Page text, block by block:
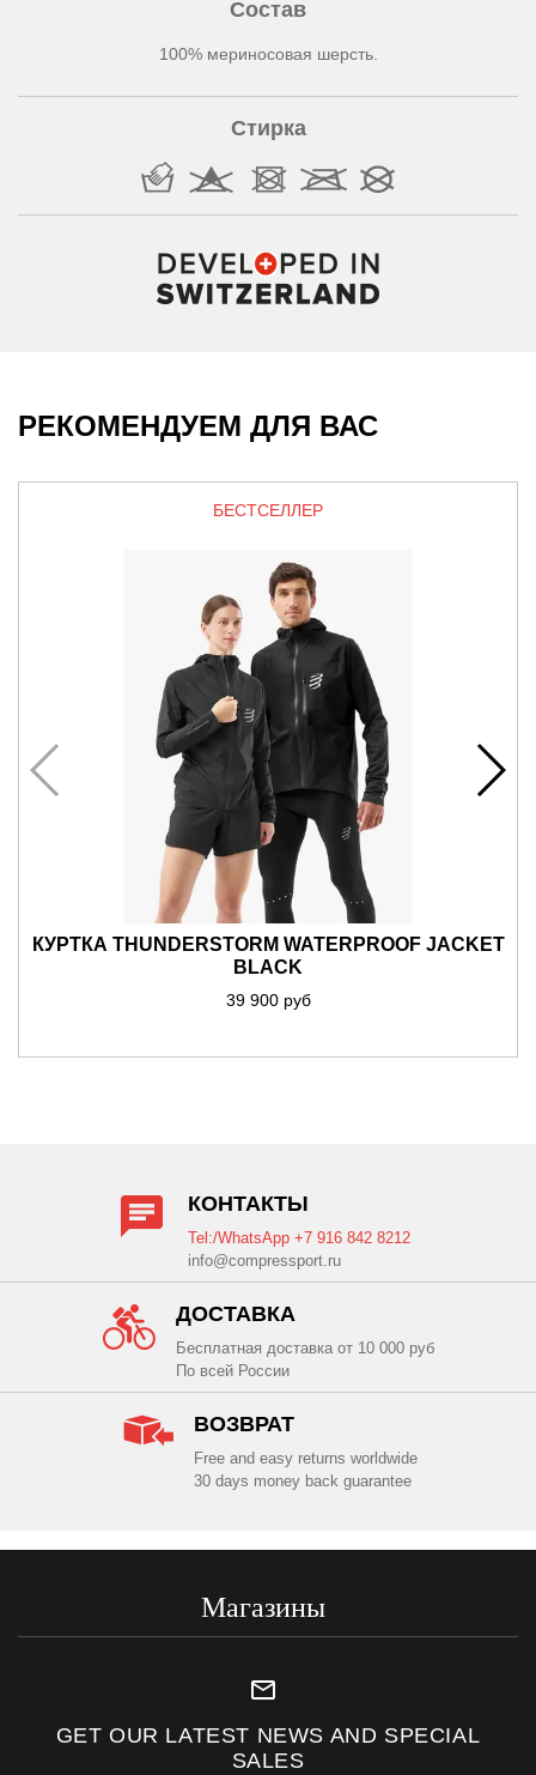
Состав
100% мериносовая шерсть.
Стирка
РЕКОМЕНДУЕМ ДЛЯ ВАС
КУРТКА THUNDERSTORM WATERPROOF JACKET
BLACK
39 900 руб
БЕСТСЕЛЛЕР
КОНТАКТЫ
Tel:/WhatsApp +7 916 842 8212
info@compressport.ru
ДОСТАВКА
Бесплатная доставка от 10 000 руб
По всей России
ВОЗВРАТ
Free and easy returns worldwide
30 days money back guarantee
Магазины
mail_outline
GET OUR LATEST NEWS AND SPECIAL
SALES